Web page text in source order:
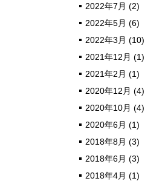
2022年7月 (2)
2022年5月 (6)
2022年3月 (10)
2021年12月 (1)
2021年2月 (1)
2020年12月 (4)
2020年10月 (4)
2020年6月 (1)
2018年8月 (3)
2018年6月 (3)
2018年4月 (1)